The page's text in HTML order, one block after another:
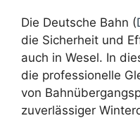
Die Deutsche Bahn (
die Sicherheit und
auch in Wesel. In
die professionelle
von
zuverlässiger